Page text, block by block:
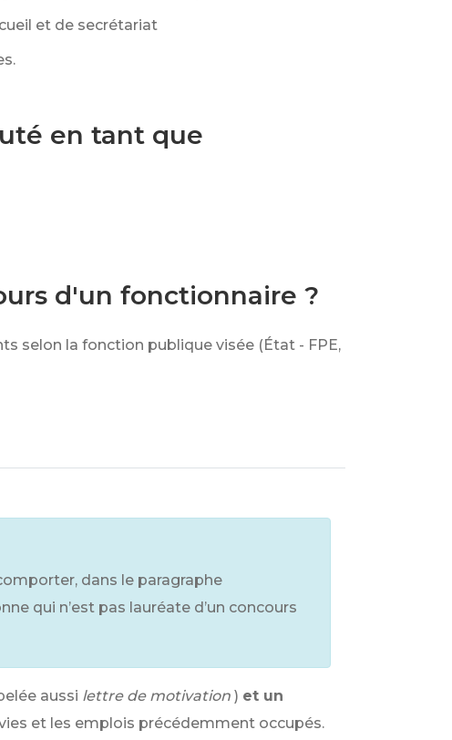
et de secrétariat
en tant que
d'un fonctionnaire ?
selon la fonction publique visée (État - FPE,
dans le paragraphe
qui n’est pas lauréate d’un concours
aussi lettre de motivation ) et un
et les emplois précédemment occupés.